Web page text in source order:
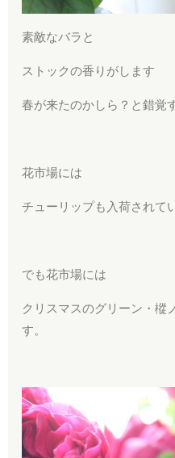
素敵なバラと
ストックの香りがします
春が来たのかしら？と錯覚
花市場には
チューリップも入荷されて
でも花市場には
クリスマスのグリーン・樅
す。